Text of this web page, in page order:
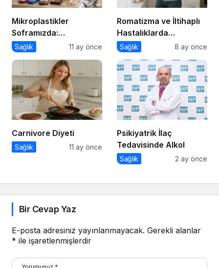
Mikroplastikler
Soframızda:
Gıdalardan Bedenimize
Sağlık 11 ay önce
Romatizma ve İltihaplı
Hastalıklarda
Beslenme
Sağlık 8 ay önce
Carnivore Diyeti
Sağlık 11 ay önce
Psikiyatrik İlaç
Tedavisinde Alkol
Sağlık 2 ay önce
Bir Cevap Yaz
E-posta adresiniz yayınlanmayacak. Gerekli alanlar
* ile işaretlenmişlerdir